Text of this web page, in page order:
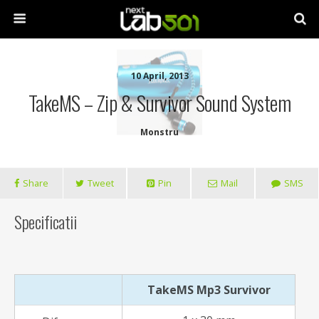
10 April, 2013
TakeMS – Zip & Survivor Sound System
Monstru
Share Tweet Pin Mail SMS
Specificatii
TakeMS Mp3 Survivor